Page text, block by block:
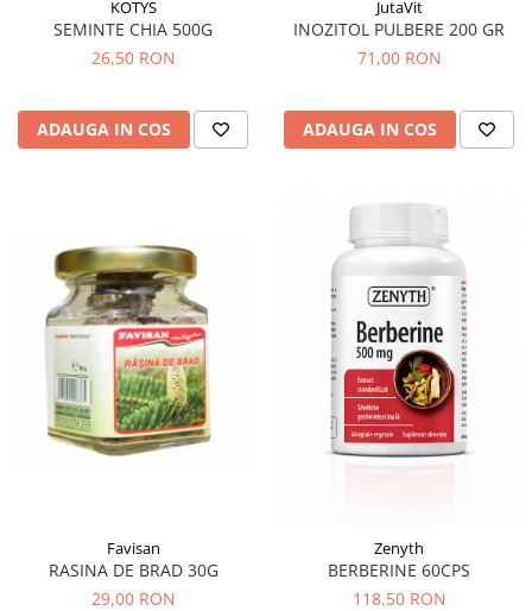
Sistemul circulator
Sistemul digestiv
Sistemul nervos
Slăbit
Spasme digestive
Splina si pancreas
Stabilizare psiho-emoțională
Stres
Stres oxidativ
Tuse productivă
KOTYS
SEMINTE CHIA 500G
26,50 RON
ADAUGA IN COS
JutaVit
INOZITOL PULBERE 200 GR
71,00 RON
ADAUGA IN COS
Favisan
RASINA DE BRAD 30G
29,00 RON
Zenyth
BERBERINE 60CPS
118,50 RON